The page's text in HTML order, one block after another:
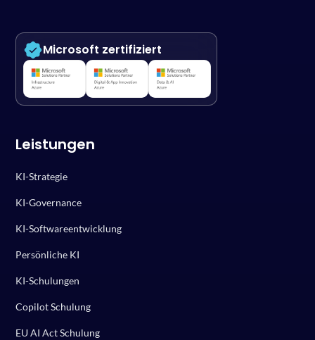
Microsoft zertifiziert
Leistungen
KI-Strategie
KI-Governance
KI-Softwareentwicklung
Persönliche KI
KI-Schulungen
Copilot Schulung
EU AI Act Schulung